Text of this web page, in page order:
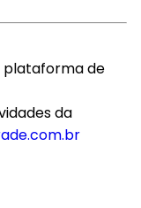
plataforma de
da